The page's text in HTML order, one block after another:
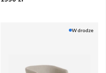
W drodze